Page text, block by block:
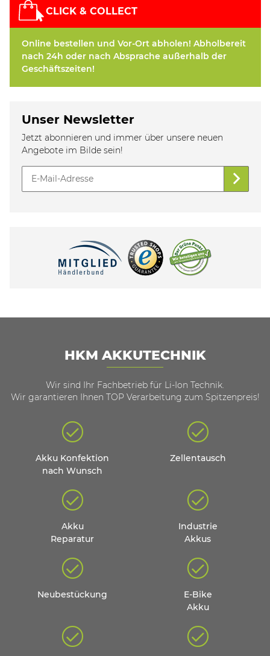
CLICK & COLLECT
Online bestellen und Vor-Ort abholen! Abholbereit
nach 24h oder nach Absprache außerhalb der
Geschäftszeiten!
Unser Newsletter
Jetzt abonnieren und immer über unsere neuen
Angebote im Bilde sein!
HKM AKKUTECHNIK
Wir sind Ihr Fachbetrieb für Li-Ion Technik.
Wir garantieren Ihnen TOP Verarbeitung zum Spitzenpreis!
Akku Konfektion
nach Wunsch
Zellentausch
Akku
Reparatur
Industrie
Akkus
Neubestückung
E-Bike
Akku